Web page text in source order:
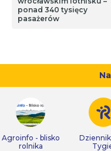
ponad 340 tysięcy
pasażerów
Agroinfo - blisko
rolnika